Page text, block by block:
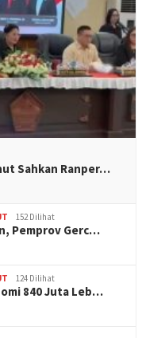
Sahkan Ranper…
152 Dilihat
Pemprov Gerc…
124 Dilihat
840 Juta Leb…